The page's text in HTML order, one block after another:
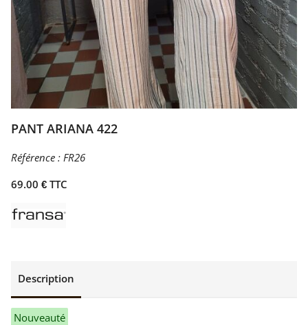
PANT ARIANA 422
Référence : FR26
69.00 € TTC
Description
Nouveauté